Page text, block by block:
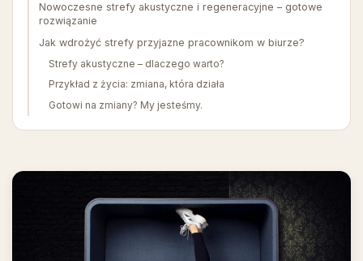
Nowoczesne strefy akustyczne i regeneracyjne – gotowe
rozwiązanie
Jak wdrożyć strefy przyjazne pracownikom w biurze?
Strefy akustyczne – dlaczego warto?
Przykład z życia: zmiana, która działa
Gotowi na zmiany? My jesteśmy.